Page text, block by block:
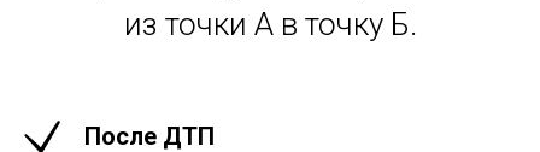
из точки А в точку Б.
После ДТП